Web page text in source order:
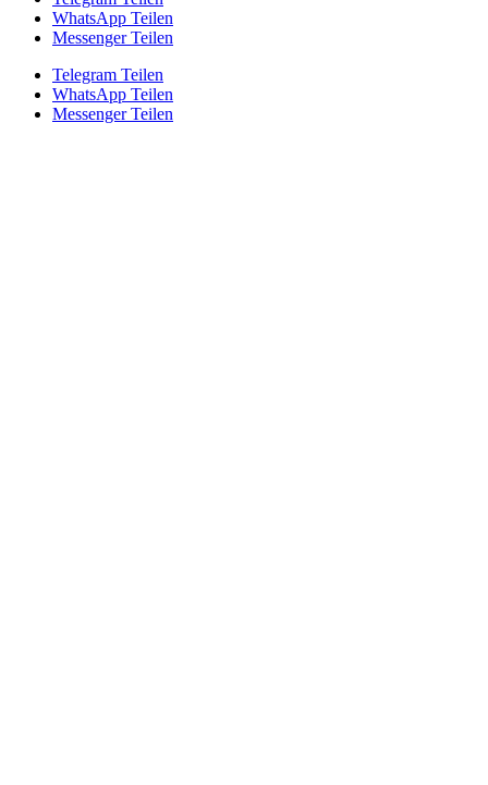
WhatsApp Teilen
Messenger Teilen
Telegram Teilen
WhatsApp Teilen
Messenger Teilen